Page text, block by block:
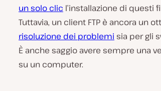
un solo clic l’installazione di questi
Tuttavia, un client FTP è ancora un
risoluzione dei problemi sia per gli
È anche saggio avere sempre una
su un computer.